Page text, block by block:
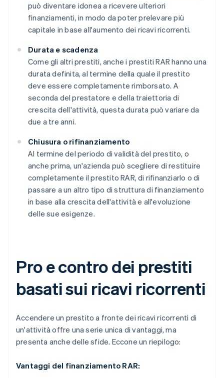
può diventare idonea a ricevere ulteriori
finanziamenti, in modo da poter prelevare più
capitale in base all'aumento dei ricavi ricorrenti.
Durata e scadenza
Come gli altri prestiti, anche i prestiti RAR hanno una
durata definita, al termine della quale il prestito
deve essere completamente rimborsato. A
seconda del prestatore e della traiettoria di
crescita dell'attività, questa durata può variare da
due a tre anni.
Chiusura o rifinanziamento
Al termine del periodo di validità del prestito, o
anche prima, un'azienda può scegliere di restituire
completamente il prestito RAR, di rifinanziarlo o di
passare a un altro tipo di struttura di finanziamento
in base alla crescita dell'attività e all'evoluzione
delle sue esigenze.
Pro e contro dei prestiti
basati sui ricavi ricorrenti
Accendere un prestito a fronte dei ricavi ricorrenti di
un'attività offre una serie unica di vantaggi, ma
presenta anche delle sfide. Eccone un riepilogo:
Vantaggi del finanziamento RAR: